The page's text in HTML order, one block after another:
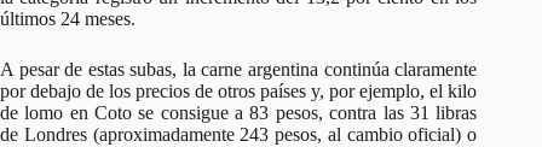
últimos 24 meses.
A pesar de estas subas, la carne argentina continúa claramente
por debajo de los precios de otros países y, por ejemplo, el kilo
de lomo en Coto se consigue a 83 pesos, contra las 31 libras
de Londres (aproximadamente 243 pesos, al cambio oficial) o